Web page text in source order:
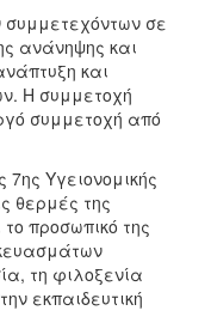
συμμετεχόντων σε
ανάνηψης και
και
Η συμμετοχή
συμμετοχή από
Υγειονομικής
θερμές της
το προσωπικό της
τη φιλοξενία
εκπαιδευτική